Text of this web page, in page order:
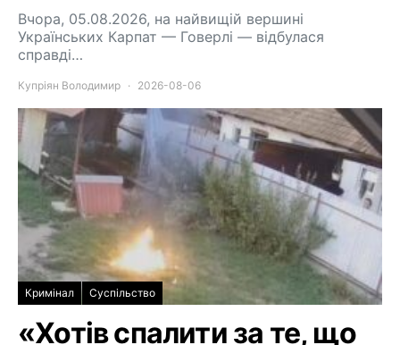
Вчора, 05.08.2026, на найвищій вершині
Українських Карпат — Говерлі — відбулася
справді…
Купріян Володимир 2026-08-06
Кримінал Суспільство
«Хотів спалити за те, що